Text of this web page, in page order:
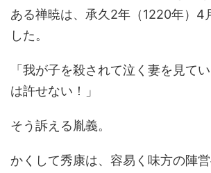
ある禅暁は、承久2年（1220年）4
した。
「我が子を殺されて泣く妻を見て
は許せない！」
そう訴える胤義。
かくして秀康は、容易く味方の陣